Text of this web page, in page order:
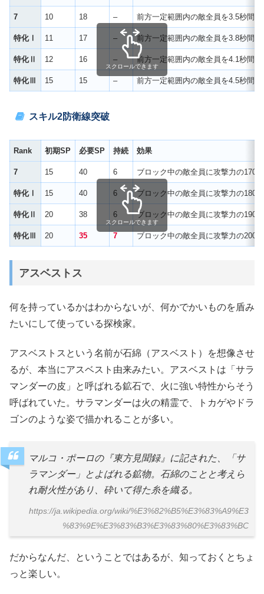
7 10 18 – 前方一定範囲内の敵全員を3.5秒間
特化Ⅰ 11 17 – 前方一定範囲内の敵全員を3.8秒間
特化Ⅱ 12 16 – 前方一定範囲内の敵全員を4.1秒間
特化Ⅲ 15 15 – 前方一定範囲内の敵全員を4.5秒間
スクロールできます
スキル2防衛線突破
Rank 初期SP 必要SP 持続 効果
7 15 40 6 ブロック中の敵全員に攻撃力の
特化Ⅰ 15 40 6 ブロック中の敵全員に攻撃力の
特化Ⅱ 20 38 6 ブロック中の敵全員に攻撃力の
特化Ⅲ 20 35 7 ブロック中の敵全員に攻撃力の
スクロールできます
アスベストス
何を持っているかはわからないが、何かでかいものを盾み
たいにして使っている探検家。
アスベストスという名前が石綿（アスベスト）を想像させ
るが、本当にアスベスト由来みたい。アスベストは「サラ
マンダーの皮」と呼ばれる鉱石で、火に強い特性からそう
呼ばれていた。サラマンダーは火の精霊で、トカゲやドラ
ゴンのような姿で描かれることが多い。
マルコ・ポーロの『東方見聞録』に記された、「サ
ラマンダー」とよばれる鉱物。石綿のことと考えら
れ耐火性があり、砕いて得た糸を織る。
https://ja.wikipedia.org/wiki/%E3%82%B5%E3%83%A9%E3
%83%9E%E3%83%B3%E3%83%80%E3%83%BC
だからなんだ、ということではあるが、知っておくとちょ
っと楽しい。